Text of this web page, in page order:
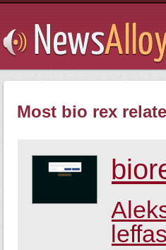
Most bio rex